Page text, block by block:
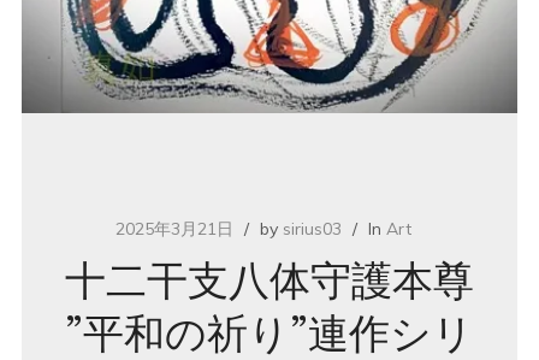
2025年3月21日 by sirius03 In Art
十二干支八体守護本尊
”平和の祈り”連作シリ